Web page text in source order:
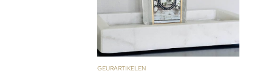
GEURARTIKELEN